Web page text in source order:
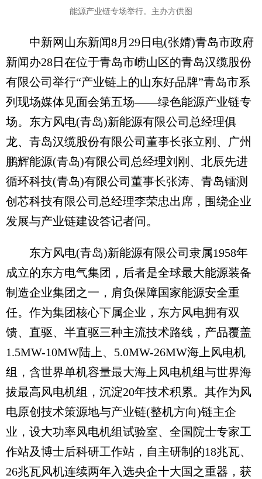
能源产业链专场举行。主办方供图
中新网山东新闻8月29日电(张婧)青岛市政府
新闻办28日在位于青岛市崂山区的青岛汉缆股份
有限公司举行“产业链上的山东好品牌”青岛市系
列现场媒体见面会第五场——绿色能源产业链专
场。东方风电(青岛)新能源有限公司总经理俱
龙、青岛汉缆股份有限公司董事长张立刚、广州
鹏辉能源(青岛)有限公司总经理刘刚、北辰先进
循环科技(青岛)有限公司董事长张涛、青岛镭测
创芯科技有限公司总经理李荣忠出席，围绕企业
发展与产业链建设答记者问。
东方风电(青岛)新能源有限公司隶属1958年
成立的东方电气集团，后者是全球最大能源装备
制造企业集团之一，肩负保障国家能源安全重
任。作为集团核心下属企业，东方风电拥有双
馈、直驱、半直驱三种主流技术路线，产品覆盖
1.5MW-10MW陆上、5.0MW-26MW海上风电机
组，含世界单机容量最大海上风电机组与世界海
拔最高风电机组，沉淀20年技术积累。其作为风
电原创技术策源地与产业链(整机方向)链主企
业，设大功率风电机组试验室、全国院士专家工
作站及博士后科研工作站，自主研制的18兆瓦、
26兆瓦风机连续两年入选央企十大国之重器，获